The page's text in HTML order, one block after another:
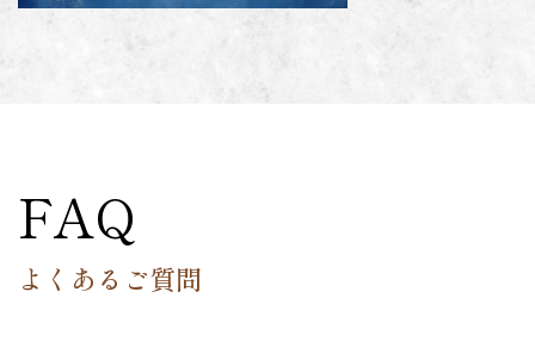
FAQ
よくあるご質問